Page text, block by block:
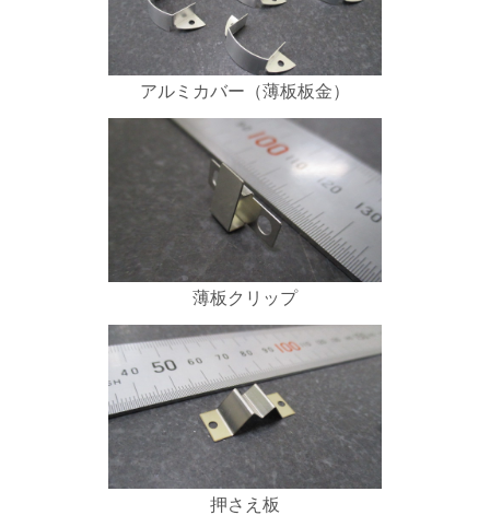
アルミカバー（薄板板金）
薄板クリップ
押さえ板